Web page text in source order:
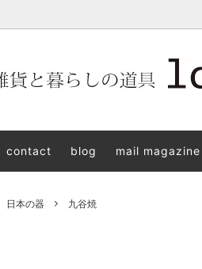
具lotta 神戸にある北欧雑貨と暮ら
サリー
contact blog mail magazine
日本の器 九谷焼